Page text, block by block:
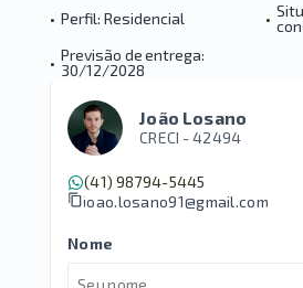
• Perfil: Residencial •
• Previsão de entrega:
30/12/2028
João Losano
CRECI -42494
(41) 98794-5445
joao.losano91@gmail.com
Nome